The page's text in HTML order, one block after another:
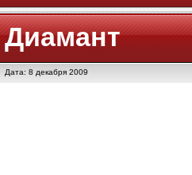
Диамант
Дата: 8 декабря 2009